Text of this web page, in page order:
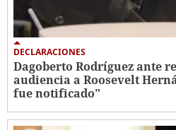
DECLARACIONES
Dagoberto Rodríguez ante
audiencia a Roosevelt
fue notificado"